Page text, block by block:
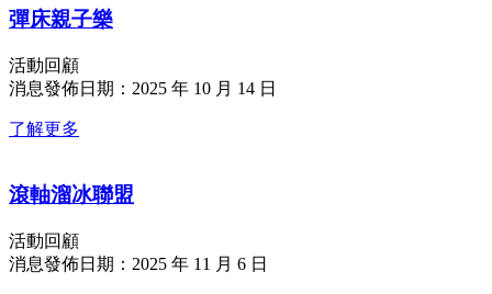
彈床親子樂
活動回顧
消息發佈日期：2025 年 10 月 14 日
了解更多
滾軸溜冰聯盟
活動回顧
消息發佈日期：2025 年 11 月 6 日